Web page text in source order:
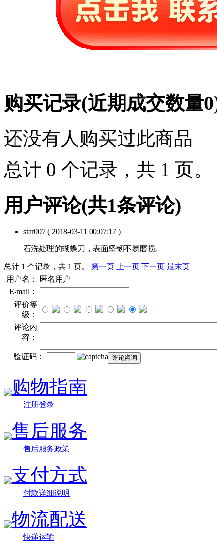
购买记录(近期成交数量0
还没有人购买过此商品
总计 0 个记录，共 1 页。
用户评论(共1条评论)
star007 ( 2018-03-11 00:07:17 )
石洗处理的蝴蝶刀，表面坚韧不易磨损。
总计 1 个记录，共 1 页。 第一页 上一页 下一页 最末页
用户名：
匿名用户
E-mail：
评价等
级：
评论内
容：
验证码：
购物指南
注册登录
售后服务
售后服务政策
支付方式
付款详细说明
物流配送
快递运输